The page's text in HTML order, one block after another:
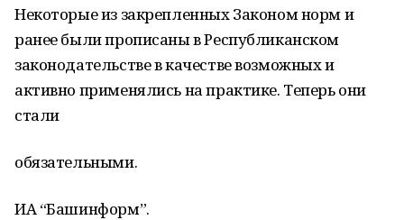
Некоторые из закрепленных Законом норм и
ранее были прописаны в Республиканском
законодательстве в качестве возможных и
активно применялись на практике. Теперь они
стали
обязательными.
ИА “Башинформ”.